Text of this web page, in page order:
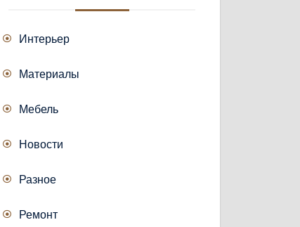
Интерьер
Материалы
Мебель
Новости
Разное
Ремонт